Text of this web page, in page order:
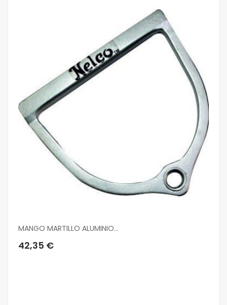
MANGO MARTILLO ALUMINIO...
42,35 €